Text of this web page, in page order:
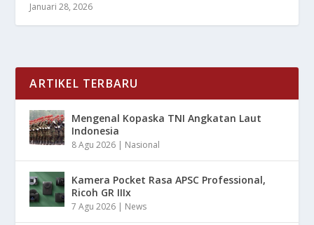
Januari 28, 2026
ARTIKEL TERBARU
Mengenal Kopaska TNI Angkatan Laut
Indonesia
8 Agu 2026 | Nasional
Kamera Pocket Rasa APSC Professional,
Ricoh GR IIIx
7 Agu 2026 | News